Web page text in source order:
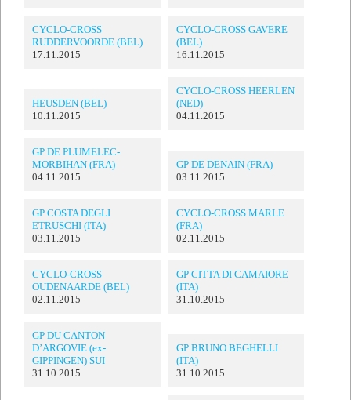
CYCLO-CROSS
RUDDERVOORDE (BEL)
17.11.2015
CYCLO-CROSS GAVERE
(BEL)
16.11.2015
HEUSDEN (BEL)
10.11.2015
CYCLO-CROSS HEERLEN
(NED)
04.11.2015
GP DE PLUMELEC-
MORBIHAN (FRA)
04.11.2015
GP DE DENAIN (FRA)
03.11.2015
GP COSTA DEGLI
ETRUSCHI (ITA)
03.11.2015
CYCLO-CROSS MARLE
(FRA)
02.11.2015
CYCLO-CROSS
OUDENAARDE (BEL)
02.11.2015
GP CITTA DI CAMAIORE
(ITA)
31.10.2015
GP DU CANTON
D’ARGOVIE (ex-
GIPPINGEN) SUI
31.10.2015
GP BRUNO BEGHELLI
(ITA)
31.10.2015